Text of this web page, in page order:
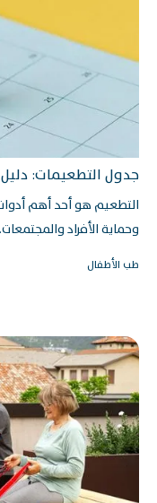
جدول التطعيمات:
التطعيم هو أحد أهم
وحماية الأفراد والمجتمعات.
طب الأطفال